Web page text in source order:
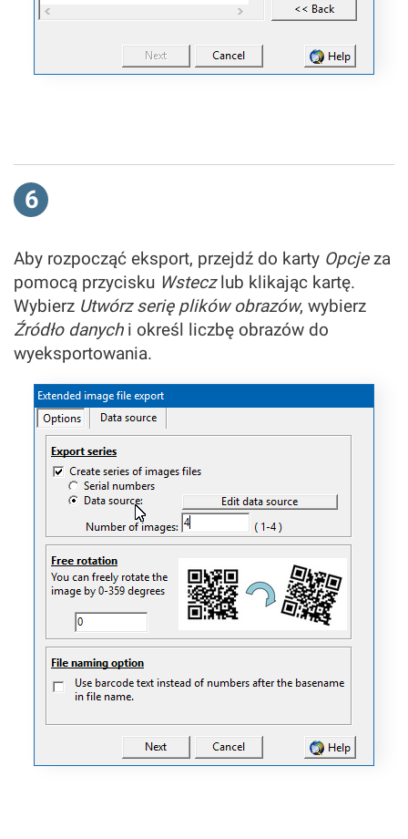
6
Aby rozpocząć eksport, przejdź do karty Opcjeza
pomocą przycisku Wsteczlub klikając kartę.
Wybierz Utwórz serię plików obrazów, wybierz
Źródło danychi określ liczbę obrazów do
wyeksportowania.